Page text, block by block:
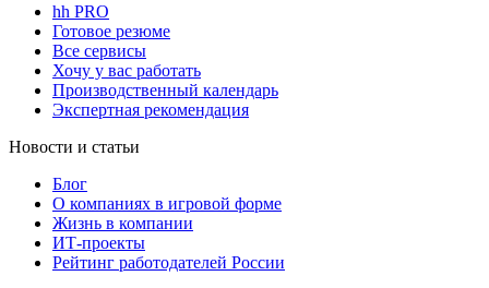
hh PRO
Готовое резюме
Все сервисы
Хочу у вас работать
Производственный календарь
Экспертная рекомендация
Новости и статьи
Блог
О компаниях в игровой форме
Жизнь в компании
ИТ-проекты
Рейтинг работодателей России